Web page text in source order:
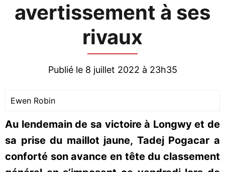
avertissement à ses
rivaux
Publié le 8 juillet 2022 à 23h35
Ewen Robin
Au lendemain de sa victoire à Longwy et de
sa prise du maillot jaune, Tadej Pogacar a
conforté son avance en tête du classement